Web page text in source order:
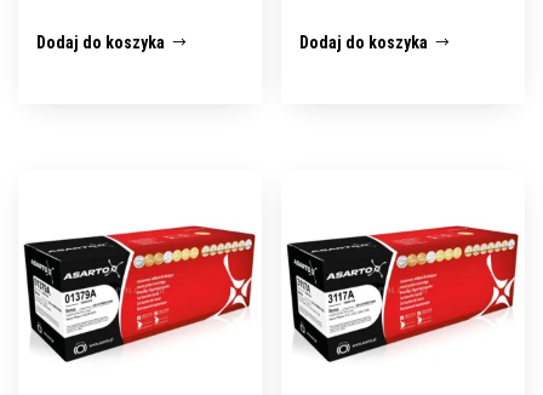
Dodaj do koszyka Dodaj do koszyka